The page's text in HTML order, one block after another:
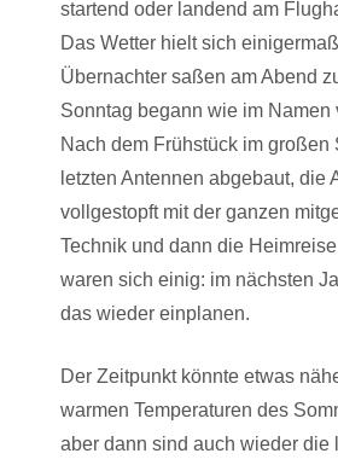
startend oder landend am
Das Wetter hielt sich
Übernachter saßen am Abend
Sonntag begann wie im Namen
Nach dem Frühstück im großen
letzten Antennen abgebaut, die
vollgestopft mit der ganzen
Technik und dann die
waren sich einig: im nächsten
das wieder einplanen.
Der Zeitpunkt könnte etwas
warmen Temperaturen des
aber dann sind auch wieder die